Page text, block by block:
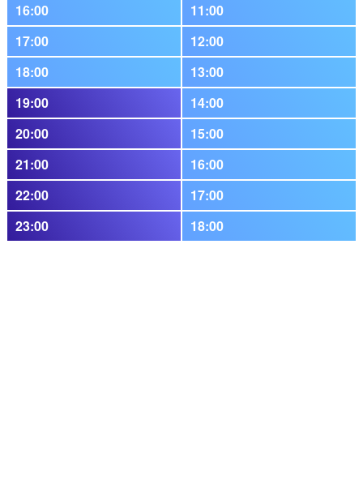
16:00
11:00
17:00
12:00
18:00
13:00
19:00
14:00
20:00
15:00
21:00
16:00
22:00
17:00
23:00
18:00